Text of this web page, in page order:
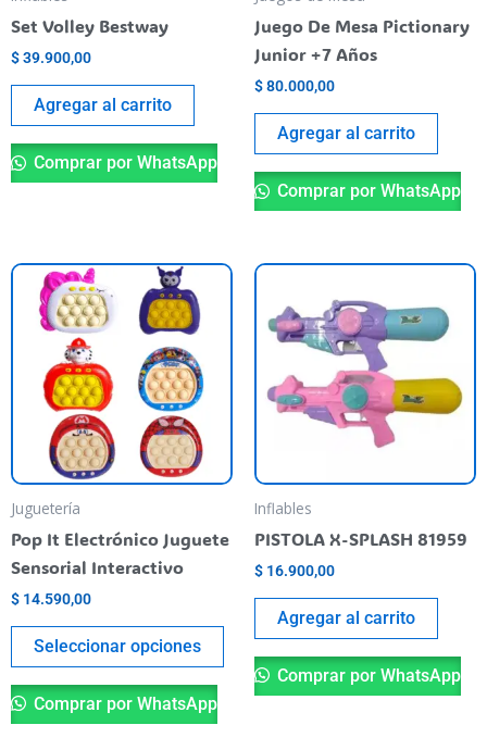
Set Volley Bestway
$39.900,00
Agregar al carrito
Comprar por WhatsApp
Juego De Mesa Pictionary
Junior +7 Años
$80.000,00
Agregar al carrito
Comprar por WhatsApp
Juguetería
Pop It Electrónico Juguete
Sensorial Interactivo
$ 14.590,00
Seleccionar opciones
Este
producto
variantes.
se
pueden
elegir
página
producto
Comprar por WhatsApp
Inflables
PISTOLA X-SPLASH 81959
$ 16.900,00
Agregar al carrito
Comprar por WhatsApp